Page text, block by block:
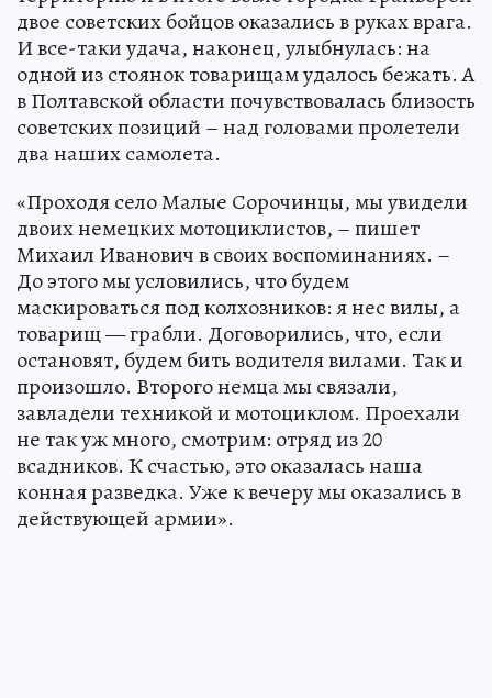
двое советских бойцов оказались в руках врага.
И все-таки удача, наконец, улыбнулась: на
одной из стоянок товарищам удалось бежать. А
в Полтавской области почувствовалась близость
советских позиций – над головами пролетели
два наших самолета.
«Проходя село Малые Сорочинцы, мы увидели
двоих немецких мотоциклистов, – пишет
Михаил Иванович в своих воспоминаниях. –
До этого мы условились, что будем
маскироваться под колхозников: я нес вилы, а
товарищ — грабли. Договорились, что, если
остановят, будем бить водителя вилами. Так и
произошло. Второго немца мы связали,
завладели техникой и мотоциклом. Проехали
не так уж много, смотрим: отряд из 20
всадников. К счастью, это оказалась наша
конная разведка. Уже к вечеру мы оказались в
действующей армии».